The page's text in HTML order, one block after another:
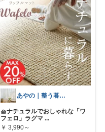
あやの｜整う暮らしROOM
🧺ナチュラルでおしゃれな「ワ
フェロ」ラグマ ...
￥ 3,990～